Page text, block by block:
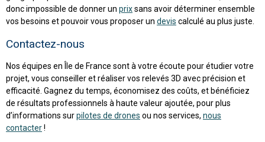
donc impossible de donner un prixsans avoir déterminer ensemble
vos besoins et pouvoir vous proposer un devis calculé au plus juste.
Contactez-nous
Nos équipes en Île de France sont à votre écoute pour étudier votre
projet, vous conseiller et réaliser vos relevés 3D avec précision et
efficacité. Gagnez du temps, économisez des coûts, et bénéficiez
de résultats professionnels à haute valeur ajoutée, pour plus
d’informations surpilotes de drones ou nos services, nous
contacter!